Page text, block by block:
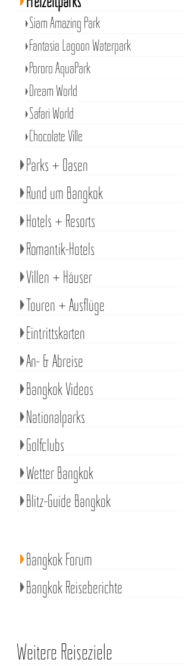
Siam Amazing Park
Fantasia Lagoon Waterpark
Pororo AquaPark
Dream World
Safari World
Chocolate Ville
Parks + Oasen
Rund um Bangkok
Hotels + Resorts
Romantik-Hotels
Villen + Häuser
Touren + Ausflüge
Eintrittskarten
An- & Abreise
Bangkok Videos
Nationalparks
Golfclubs
Wetter Bangkok
Blitz-Guide Bangkok
Bangkok Forum
Bangkok Reiseberichte
Weitere Reiseziele